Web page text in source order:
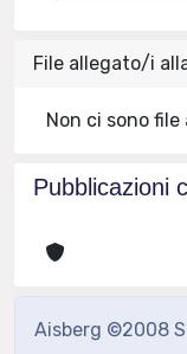
File allegato/i
Non ci sono
Pubblicazioni
Aisberg ©2008